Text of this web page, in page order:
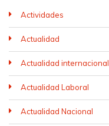
Actividades
Actualidad
Actualidad internacional
Actualidad Laboral
Actualidad Nacional